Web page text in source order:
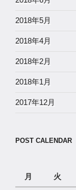
2018年5月
2018年4月
2018年2月
2018年1月
2017年12月
POST CALENDAR
月
火